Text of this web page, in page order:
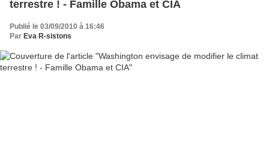
terrestre ! - Famille Obama et CIA
Publié le 03/09/2010 à 16:46
Par Eva R-sistons